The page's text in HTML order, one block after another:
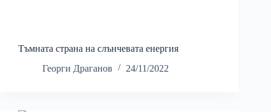
Тъмната страна на слънчевата енергия
Георги Драганов
24/11/2022